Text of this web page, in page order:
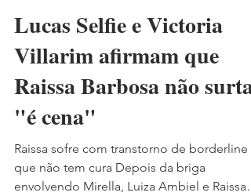
21 de out. de 2020
1 min de leitura
Lucas Selfie e Victoria
Villarim afirmam que
Raissa Barbosa não surta:
"é cena"